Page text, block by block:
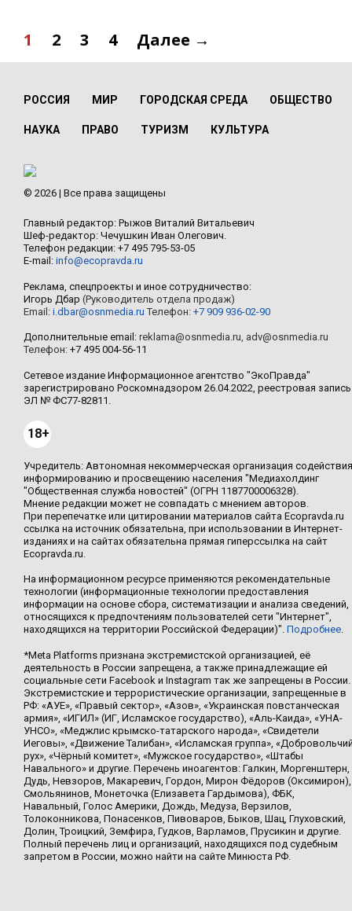
1 2 3 4 Далее →
РОССИЯ МИР ГОРОДСКАЯ СРЕДА ОБЩЕСТВО
НАУКА ПРАВО ТУРИЗМ КУЛЬТУРА
© 2026 | Все права защищены
Главный редактор: Рыжов Виталий Витальевич
Шеф-редактор: Чечушкин Иван Олегович.
Телефон редакции: +7 495 795-53-05
E-mail: info@ecopravda.ru
Реклама, спецпроекты и иное сотрудничество:
Игорь Дбар (Руководитель отдела продаж)
Email: i.dbar@osnmedia.ru Телефон: +7 909 936-02-90
Дополнительные email: reklama@osnmedia.ru, adv@osnmedia.ru
Телефон: +7 495 004-56-11
Сетевое издание Информационное агентство "ЭкоПравда"
зарегистрировано Роскомнадзором 26.04.2022, реестровая запись
ЭЛ № ФС77-82811.
18+
Учредитель: Автономная некоммерческая организация содействия
информированию и просвещению населения "Медиахолдинг
"Общественная служба новостей" (ОГРН 1187700006328).
Мнение редакции может не совпадать с мнением авторов.
При перепечатке или цитировании материалов сайта Ecopravda.ru
ссылка на источник обязательна, при использовании в Интернет-
изданиях и на сайтах обязательна прямая гиперссылка на сайт
Ecopravda.ru.
На информационном ресурсе применяются рекомендательные
технологии (информационные технологии предоставления
информации на основе сбора, систематизации и анализа сведений,
относящихся к предпочтениям пользователей сети "Интернет",
находящихся на территории Российской Федерации)". Подробнее.
*Meta Platforms признана экстремистской организацией, её
деятельность в России запрещена, а также принадлежащие ей
социальные сети Facebook и Instagram так же запрещены в России.
Экстремистские и террористические организации, запрещенные в
РФ: «АУЕ», «Правый сектор», «Азов», «Украинская повстанческая
армия», «ИГИЛ» (ИГ, Исламское государство), «Аль-Каида», «УНА-
УНСО», «Меджлис крымско-татарского народа», «Свидетели
Иеговы», «Движение Талибан», «Исламская группа»,
рух», «Чёрный комитет», «Мужское государство», «Штабы
Навального» и другие. Перечень иноагентов: Галкин, Моргенштерн,
Дудь, Невзоров, Макаревич, Гордон, Мирон Фёдоров (Оксимирон),
Смольянинов, Монеточка (Елизавета Гардымова), ФБК,
Навальный, Голос Америки, Дождь, Медуза, Верзилов,
Толоконникова, Понасенков, Пивоваров, Быков, Шац, Глуховский,
Долин, Троицкий, Земфира, Гудков, Варламов, Прусикин и другие.
Полный перечень лиц и организаций, находящихся под судебным
запретом в России, можно найти на сайте Минюста РФ.